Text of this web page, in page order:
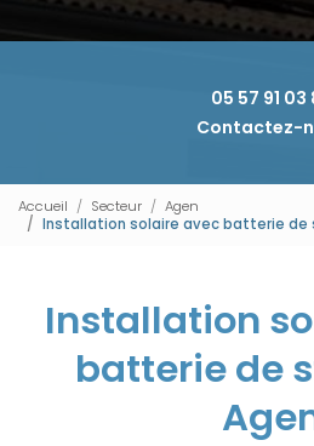
05 57 91 03
Contactez-
Accueil Secteur
Agen
Installation solaire avec batterie de
Installation
batterie de